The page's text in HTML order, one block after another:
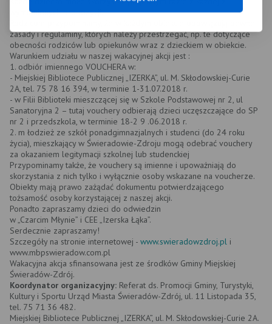
wymienionych propozycji.
zasady i regulaminy, których należy przestrzegać, np. te dotyczące
obecności rodziców lub opiekunów wraz z dzieckiem w obiekcie.
Warunkiem udziału w naszej wakacyjnej akcji jest :
1. odbiór imiennego VOUCHERA w:
- Miejskiej Bibliotece Publicznej „IZERKA”, ul. M. Skłodowskiej-Curie
2A, tel. 75 78 16 394, w terminie 1-31.07.2018 r.
- w Filii Biblioteki mieszczącej się w Szkole Podstawowej nr 2, ul
Sanatoryjna 2 – tutaj vouchery odbierają dzieci uczęszczające do SP
nr 2 i przedszkola, w terminie 18-2 9 .06.2018 r.
2. m łodzież ze szkół ponadgimnazjalnych i studenci (do 24 roku
życia), mieszkający w Świeradowie-Zdroju mogą odebrać vouchery
za okazaniem legitymacji szkolnej lub studenckiej
Przypominamy także, że vouchery są imienne i upoważniają do
skorzystania z nich tylko i wyłącznie osoby wskazane na voucherze.
Obiekty mają prawo zażądać dokumentu potwierdzającego
tożsamość osoby korzystającej z naszej akcji.
Ponadto zapraszamy dzieci do odwiedzin
w „Czarcim Młynie” i CEE „Izerska Łąka”.
Serdecznie zapraszamy!
Szczegóły na stronie internetowej - www.swieradowzdroj.pl i
www.mbpswieradow.com.pl
Wakacyjna akcja sfinansowana jest ze środków Gminy Miejskiej
Świeradów-Zdrój.
Koordynator organizacyjny: Referat ds. Promocji Gminy, Turystyki,
Kultury i Sportu Urząd Miasta Świeradów-Zdrój, ul. 11 Listopada 35,
tel. 75 71 36 482.
Miejskiej Bibliotece Publicznej „IZERKA”, ul. M. Skłodowskiej-Curie 2A.